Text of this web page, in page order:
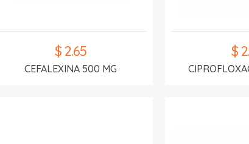
$ 2.65
CEFALEXINA 500 MG
$